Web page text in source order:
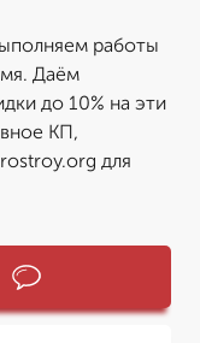
работы
Даём
до 10% на эти
КП,
для